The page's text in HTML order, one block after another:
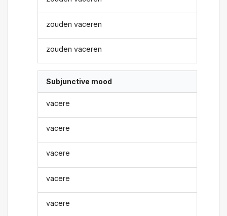
zouden vaceren
zouden vaceren
Subjunctive mood
vacere
vacere
vacere
vacere
vacere